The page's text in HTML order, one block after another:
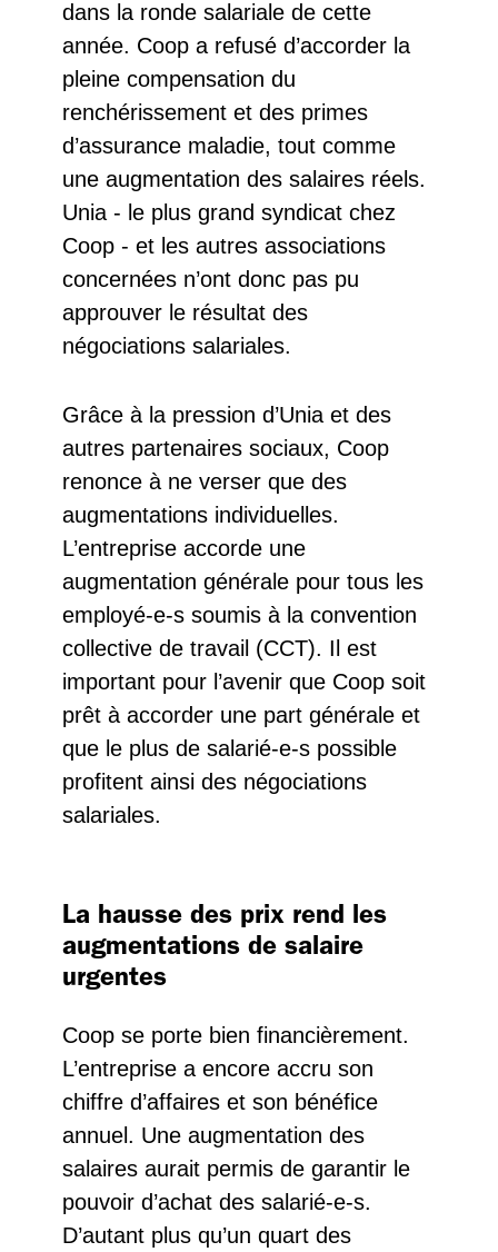
dans la ronde salariale de cette
année. Coop a refusé d’accorder la
pleine compensation du
renchérissement et des primes
d’assurance maladie, tout comme
une augmentation des salaires réels.
Unia - le plus grand syndicat chez
Coop - et les autres associations
concernées n’ont donc pas pu
approuver le résultat des
négociations salariales.
Grâce à la pression d’Unia et des
autres partenaires sociaux, Coop
renonce à ne verser que des
augmentations individuelles.
L’entreprise accorde une
augmentation générale pour tous les
employé-e-s soumis à la convention
collective de travail (CCT). Il est
important pour l’avenir que Coop soit
prêt à accorder une part générale et
que le plus de salarié-e-s possible
profitent ainsi des négociations
salariales.
La hausse des prix rend les
augmentations de salaire
urgentes
Coop se porte bien financièrement.
L’entreprise a encore accru son
chiffre d’affaires et son bénéfice
annuel. Une augmentation des
salaires aurait permis de garantir le
pouvoir d’achat des salarié-e-s.
D’autant plus qu’un quart des